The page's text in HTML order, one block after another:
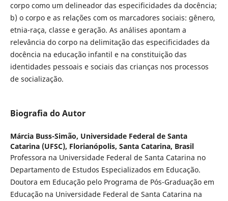
corpo como um delineador das especificidades da docência;
b) o corpo e as relações com os marcadores sociais: gênero,
etnia-raça, classe e geração. As análises apontam a
relevância do corpo na delimitação das especificidades da
docência na educação infantil e na constituição das
identidades pessoais e sociais das crianças nos processos
de socialização.
Biografia do Autor
Márcia Buss-Simão, Universidade Federal de Santa
Catarina (UFSC), Florianópolis, Santa Catarina, Brasil
Professora na Universidade Federal de Santa Catarina no
Departamento de Estudos Especializados em Educação.
Doutora em Educação pelo Programa de Pós-Graduação em
Educação na Universidade Federal de Santa Catarina na